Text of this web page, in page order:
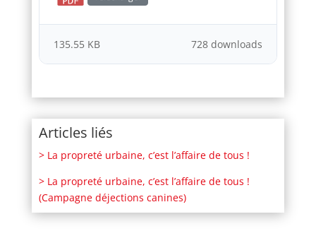
728 downloads
135.55 KB
Articles liés
> La propreté urbaine, c’est l’affaire de tous !
> La propreté urbaine, c’est l’affaire de tous !
(Campagne déjections canines)